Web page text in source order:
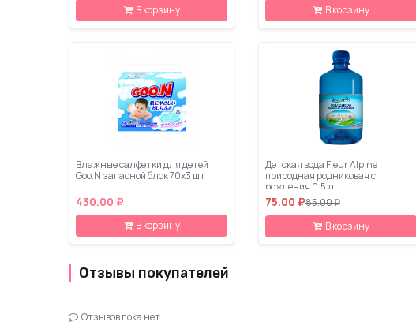
В корзину В корзину
Влажные салфетки для детей
Goo.N запасной блок 70х3 шт
430.00 ₽
В корзину
Детская вода Fleur Alpine
природная родниковая с
рождения 0.5 л.
75.00 ₽85.00 ₽
В корзину
Отзывы покупателей
Отзывов пока нет